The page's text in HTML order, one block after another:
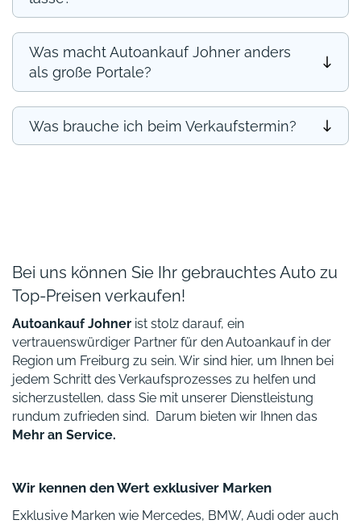
Was macht Autoankauf Johner anders
als große Portale?
Was brauche ich beim Verkaufstermin?
Bei uns können Sie Ihr gebrauchtes Auto zu
Top-Preisen verkaufen!
Autoankauf Johner ist stolz darauf, ein
vertrauenswürdiger Partner für den Autoankauf in der
Region um Freiburg zu sein. Wir sind hier, um Ihnen bei
jedem Schritt des Verkaufsprozesses zu helfen und
sicherzustellen, dass Sie mit unserer Dienstleistung
rundum zufrieden sind. Darum bieten wir Ihnen das
Mehr an Service.
Wir kennen den Wert exklusiver Marken
Exklusive Marken wie Mercedes, BMW, Audi oder auch